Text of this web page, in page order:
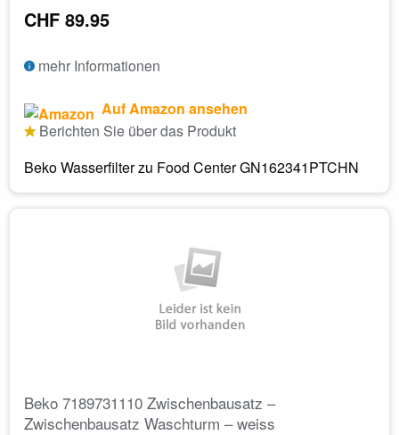
CHF 89.95
mehr Informationen
Auf Amazon ansehen
Berichten Sie über das Produkt
Beko Wasserfilter zu Food Center GN162341PTCHN
Beko 7189731110 Zwischenbausatz –
Zwischenbausatz Waschturm – weiss